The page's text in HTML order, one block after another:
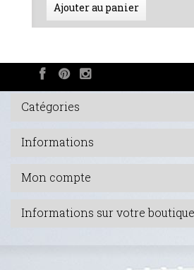
Ajouter au panier
Catégories
Informations
Mon compte
Informations sur votre boutique